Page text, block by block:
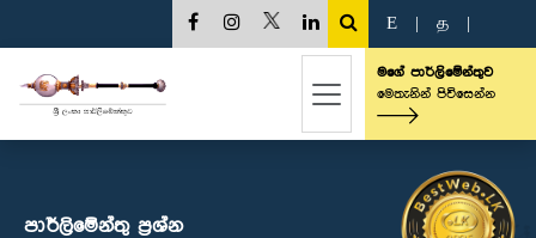
E த
මගේ පාර්ලිමේන්තුව
මෙතැනින් පිවිසෙන්න
පාර්ලි‌මේන්තු‌ ප්‍රශ්න